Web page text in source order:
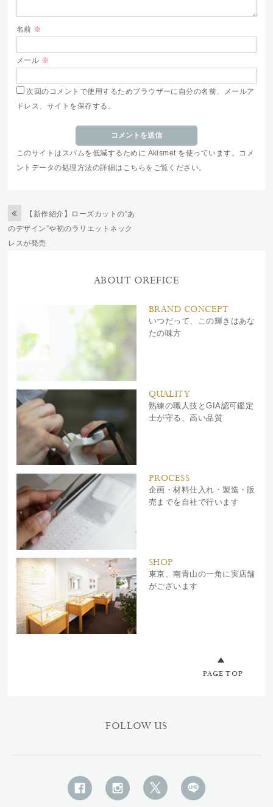
名前 ※
メール ※
次回のコメントで使用するためブラウザーに自分の名前、メールア
ドレス、サイトを保存する。
このサイトはスパムを低減するために Akismet を使っています。
コメ
ントデータの処理方法の詳細はこちらをご覧ください。
【新作紹介】ローズカットの”あ
のデザイン”や初のラリエットネック
レスが発売
ABOUT OREFICE
BRAND CONCEPT
いつだって、この輝きはあな
たの味方
QUALITY
熟練の職人技とGIA認可鑑定
士が守る、高い品質
PROCESS
企画・材料仕入れ・製造・販
売までを自社で行います
SHOP
東京、南青山の一角に実店舗
がございます
PAGE TOP
FOLLOW US